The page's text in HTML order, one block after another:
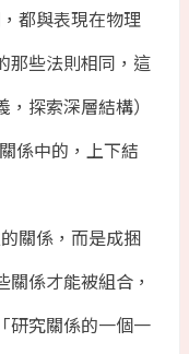
都與表現在物理
那些法則相同，這
探索深層結構）
係中的，上下結
關係，而是成捆
係才能被組合，
研究關係的一個一